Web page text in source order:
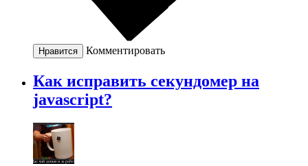
Нравится Комментировать
Как исправить секундомер на
javascript?